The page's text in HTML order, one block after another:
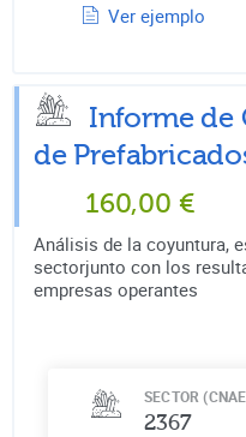
Ver ejemplo
Informe de
de
160,00 €
Análisis de la coyuntura,
sectorjunto con los
empresas operantes
SECTOR
2367